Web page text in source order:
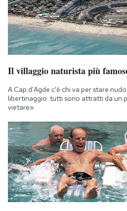
CALENDARIO
AREA PERSONALE
Area Personale
Notifiche mobile
Regala il Post
Hai bisogno di aiuto?
Il villaggio naturista più
A Cap d'Agde c'è chi va per stare
libertinaggio: tutti sono attratti da un
vietare»